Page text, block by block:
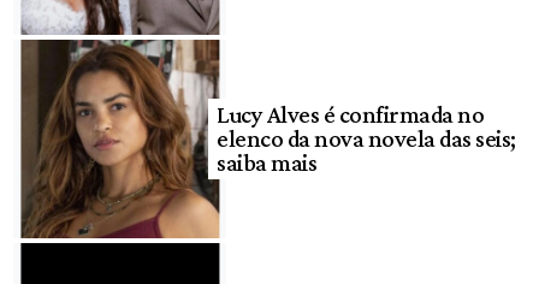
Lucy Alves é confirmada no
elenco da nova novela das seis;
saiba mais